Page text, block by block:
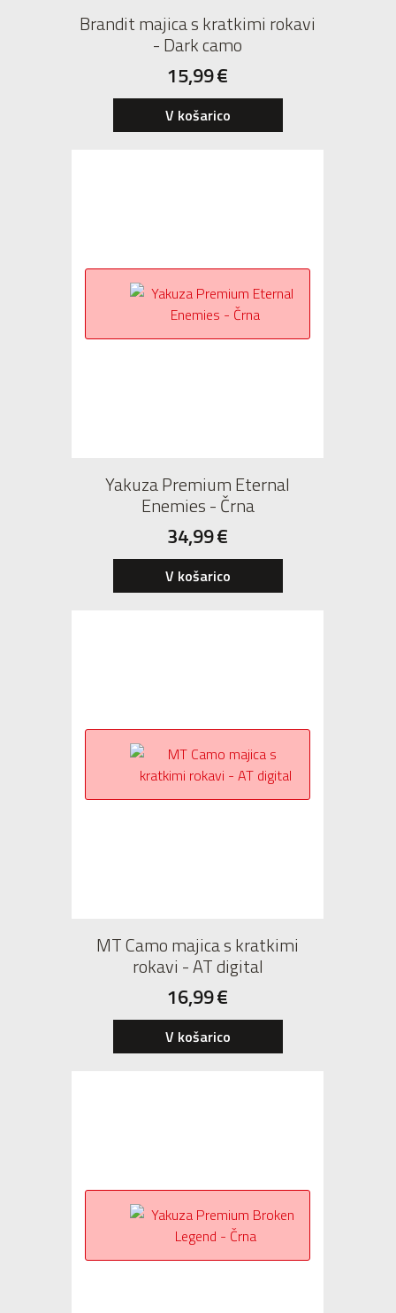
Brandit majica s kratkimi rokavi
- Dark camo
15,99€
V košarico
Yakuza Premium Eternal
Enemies - Črna
34,99€
V košarico
MT Camo majica s kratkimi
rokavi - AT digital
16,99€
V košarico